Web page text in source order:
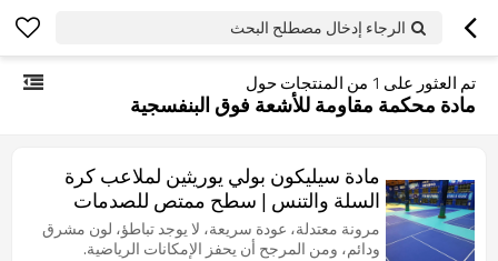
الرجاء إدخال مصطلح البحث
تم العثور على 1 من المنتجات حول
مادة محكمة مقاومة للأشعة فوق البنفسجية
مادة سيليكون بولي يوريثين لملاعب كرة
السلة والتنس | سطح ممتص للصدمات
معتمد من SGS
مرونة معتدلة، عودة سريعة، لا يوجد تباطؤ، لون مشرق
ودائم، ومن المرجح أن يحفز الإمكانات الرياضية.